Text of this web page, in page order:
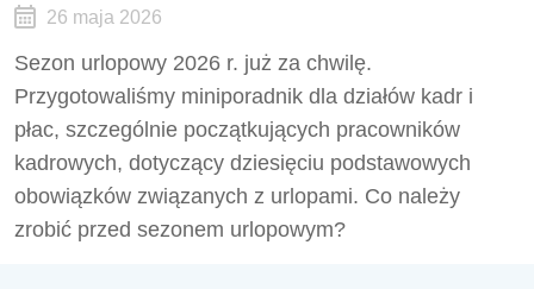
26 maja 2026
Sezon urlopowy 2026 r. już za chwilę.
Przygotowaliśmy miniporadnik dla działów kadr i
płac, szczególnie początkujących pracowników
kadrowych, dotyczący dziesięciu podstawowych
obowiązków związanych z urlopami. Co należy
zrobić przed sezonem urlopowym?